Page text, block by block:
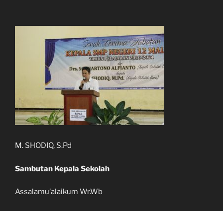
M. SHODIQ, S.Pd
Sambutan Kepala Sekolah
Assalamu’alaikum Wr.Wb